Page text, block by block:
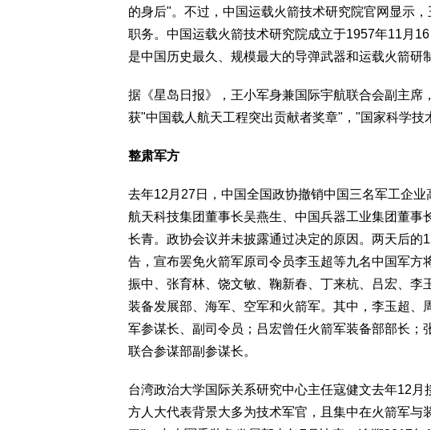
的身后"。不过，中国运载火箭技术研究院官网显示
职务。中国运载火箭技术研究院成立于1957年11月
是中国历史最久、规模最大的导弹武器和运载火箭研
据《星岛日报》，王小军身兼国际宇航联合会副主席
获"中国载人航天工程突出贡献者奖章"，"国家科学技
整肃军方
去年12月27日，中国全国政协撤销中国三名军工企
航天科技集团董事长吴燕生、中国兵器工业集团董事
长青。政协会议并未披露通过决定的原因。两天后的
告，宣布罢免火箭军原司令员李玉超等九名中国军方
振中、张育林、饶文敏、鞠新春、丁来杭、吕宏、李
装备发展部、海军、空军和火箭军。其中，李玉超、
军参谋长、副司令员；吕宏曾任火箭军装备部部长；
联合参谋部副参谋长。
台湾政治大学国际关系研究中心主任寇健文去年12
方人大代表背景大多为技术军官，且集中在火箭军与